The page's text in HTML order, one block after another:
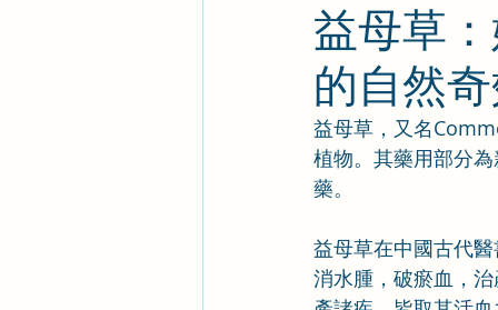
益母草
的自然
益母草，又名
植物。其藥用部分
藥。
益母草在中國古代
消水腫，破瘀血，